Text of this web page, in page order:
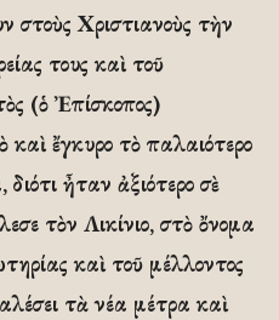
στοὺς Χριστιανοὺς τὴν
τους καὶ τοῦ
(ὁ Ἐπίσκοπος)
καὶ ἔγκυρο τὸ παλαιότερο
ἦταν ἀξιότερο σὲ
τὸν Λικίνιο, στὸ ὄνομα
καὶ τοῦ μέλλοντος
τὰ νέα μέτρα καὶ